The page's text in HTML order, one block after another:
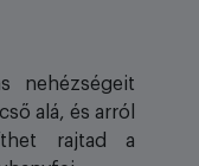
nehézségeit
alá, és arról
rajtad a